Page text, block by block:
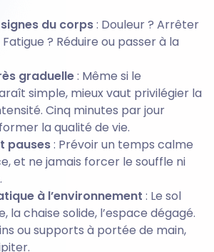
du corps: Douleur ? Arrêter
? Réduire ou passer à la
graduelle: Même si le
simple, mieux vaut privilégier la
Cinq minutes par jour
la qualité de vie.
pauses: Prévoir un temps calme
et ne jamais forcer le souffle ni
à l’environnement : Le sol
la chaise solide, l’espace dégagé.
ou supports à portée de main,